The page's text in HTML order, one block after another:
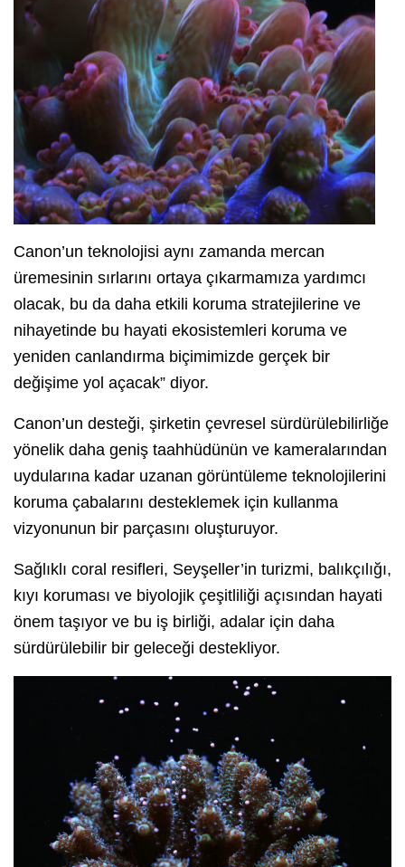
Canon’un teknolojisi aynı zamanda mercan
üremesinin sırlarını ortaya çıkarmamıza yardımcı
olacak, bu da daha etkili koruma stratejilerine ve
nihayetinde bu hayati ekosistemleri koruma ve
yeniden canlandırma biçimimizde gerçek bir
değişime yol açacak” diyor.
Canon’un desteği, şirketin çevresel sürdürülebilirliğe
yönelik daha geniş taahhüdünün ve kameralarından
uydularına kadar uzanan görüntüleme teknolojilerini
koruma çabalarını desteklemek için kullanma
vizyonunun bir parçasını oluşturuyor.
Sağlıklı coral resifleri, Seyşeller’in turizmi, balıkçılığı,
kıyı koruması ve biyolojik çeşitliliği açısından hayati
önem taşıyor ve bu iş birliği, adalar için daha
sürdürülebilir bir geleceği destekliyor.